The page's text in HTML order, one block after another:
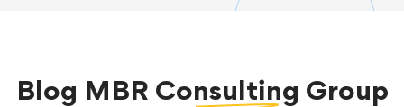
Blog MBR Consulting Group